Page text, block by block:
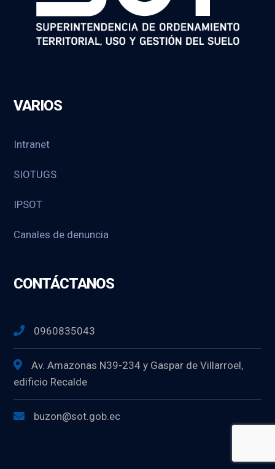
VARIOS
Intranet
SIOTUGS
IPSOT
Canales de denuncia
CONTÁCTANOS
0960835043
Av. Amazonas N39-234 y Gaspar de Villarroel,
edificio Recalde
buzon@sot.gob.ec